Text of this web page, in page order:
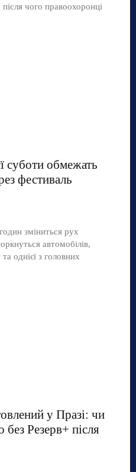
чого правоохоронці
суботи обмежать
фестиваль
зміниться рух
автомобілів,
однієї з головних
у Празі: чи
Резерв+ після